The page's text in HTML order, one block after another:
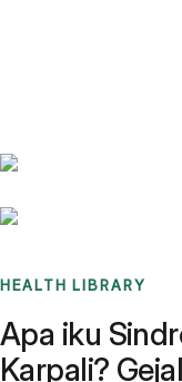
HEALTH LIBRARY
Apa iku
Karpali?